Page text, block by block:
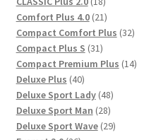
Produkte
Comfort Plus 4.0 2121
Produkte
Compact Comfort Plus 3232
Compact Plus S 3131
Produkte
Compact Premium Plus 1414
Deluxe Plus 4040
Produkte
Deluxe Sport Lady 4848
Produkte
Deluxe Sport Man 2828
Produkte
Deluxe Sport Wave 2929